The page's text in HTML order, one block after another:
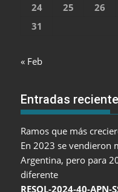
24
25 26
31
« Feb
Entradas
Ramos que más
En 2023 se vendieron
Argentina, pero para
diferente
RESOL-2024-40-APN-